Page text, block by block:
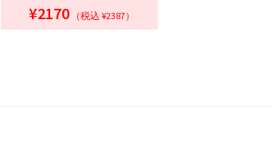
¥2170 （税込 ¥2387）